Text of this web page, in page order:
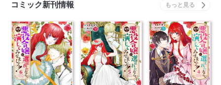
コミック新刊情報